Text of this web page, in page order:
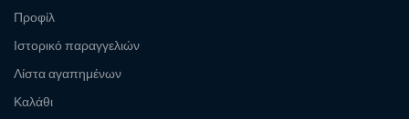
Προφίλ
Ιστορικό παραγγελιών
Λίστα αγαπημένων
Καλάθι